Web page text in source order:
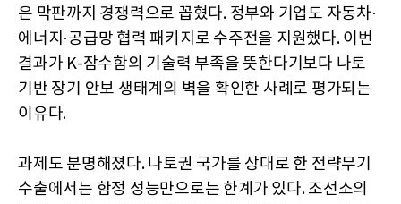
은 막판까지 경쟁력으로 꼽혔다. 정부와 기업도 자동차·
에너지·공급망 협력 패키지로 수주전을 지원했다. 이번
결과가 K-잠수함의 기술력 부족을 뜻한다기보다 나토
기반 장기 안보 생태계의 벽을 확인한 사례로 평가되는
이유다.
과제도 분명해졌다. 나토권 국가를 상대로 한 전략무기
수출에서는 함정 성능만으로는 한계가 있다. 조선소의